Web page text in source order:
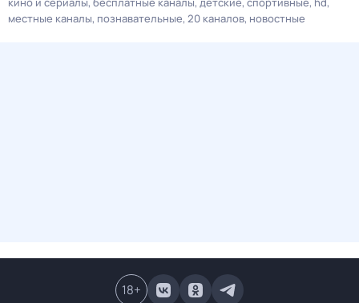
местные каналы познавательные 20 каналов новостные
18+